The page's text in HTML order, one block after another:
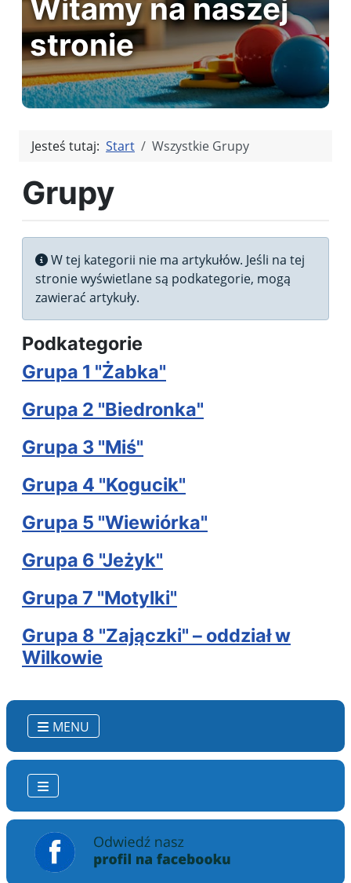
MENU
Witamy na naszej
stronie
Jesteś tutaj: Start Wszystkie Grupy
Grupy
Informacja
W tej kategorii nie ma artykułów. Jeśli na tej
stronie wyświetlane są podkategorie, mogą
zawierać artykuły.
Podkategorie
Grupa 1 "Żabka"
Grupa 2 "Biedronka"
Grupa 3 "Miś"
Grupa 4 "Kogucik"
Grupa 5 "Wiewiórka"
Grupa 6 "Jeżyk"
Grupa 7 "Motylki"
Grupa 8 "Zajączki" – oddział w
Wilkowie